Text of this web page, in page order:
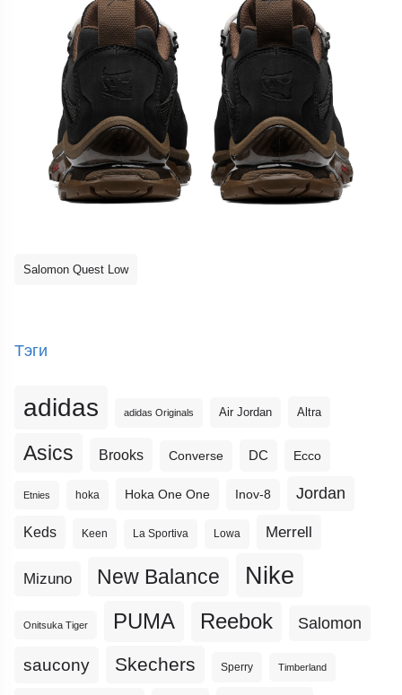
Salomon Quest Low
Тэги
adidas adidas Originals Air Jordan Altra
Asics Brooks Converse DC Ecco
Etnies hoka Hoka One One Inov-8 Jordan
Keds Keen La Sportiva Lowa Merrell
Mizuno New Balance Nike
Onitsuka Tiger PUMA Reebok Salomon
saucony Skechers Sperry Timberland